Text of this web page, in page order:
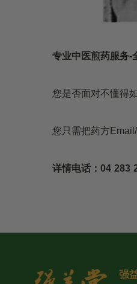
专业中医煎药服务-
您是否面对不懂得
您只需把药方
详情电话：04 283
强